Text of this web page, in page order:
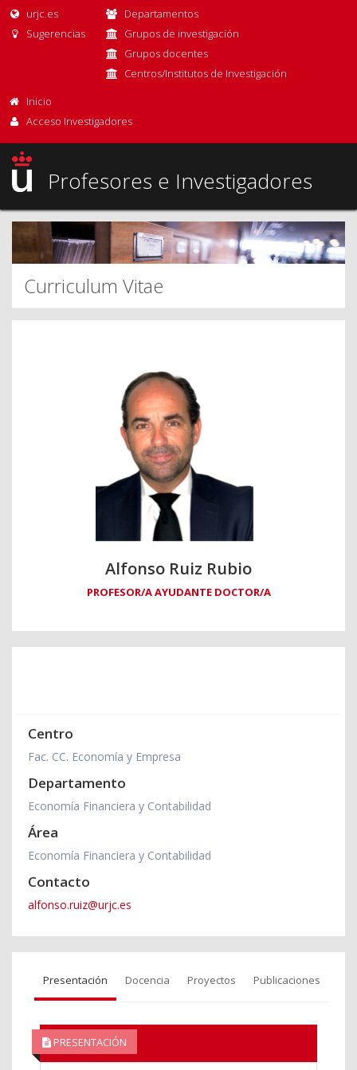
urjc.es
Sugerencias
Departamentos
Grupos de investigación
Grupos docentes
Centros/Institutos de Investigación
Inicio
Acceso Investigadores
Profesores e Investigadores
Curriculum Vitae
Alfonso Ruiz Rubio
PROFESOR/A AYUDANTE DOCTOR/A
Centro
Fac. CC. Economía y Empresa
Departamento
Economía Financiera y Contabilidad
Área
Economía Financiera y Contabilidad
Contacto
alfonso.ruiz@urjc.es
Presentación Docencia Proyectos Publicaciones
PRESENTACIÓN